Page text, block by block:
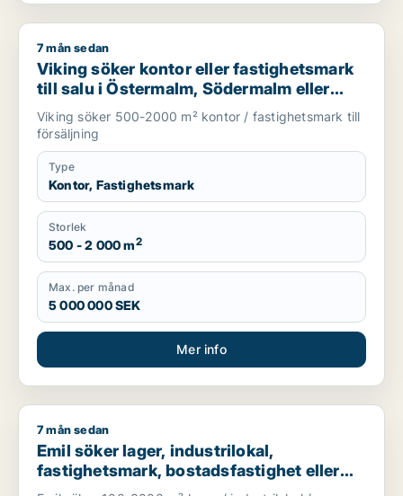
Viking söker kontor eller fastighetsmark till salu i
7 mån sedan
Viking söker kontor eller fastighetsmark
till salu i Östermalm, Södermalm eller
Malmö
Viking söker 500-2000 m² kontor / fastighetsmark till
försäljning
Type
Kontor, Fastighetsmark
Storlek
500 - 2 000 m2
Max. per månad
5 000 000 SEK
Mer info
Emil söker lager, industrilokal, fastighetsmark,
7 mån sedan
Emil söker lager, industrilokal,
fastighetsmark, bostadsfastighet eller
garage till salu i Falköping